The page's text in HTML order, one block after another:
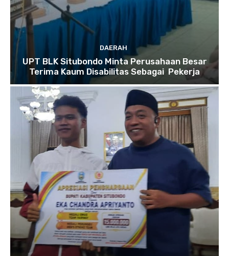
DAERAH
UPT BLK Situbondo Minta Perusahaan Besar
Terima Kaum Disabilitas Sebagai Pekerja